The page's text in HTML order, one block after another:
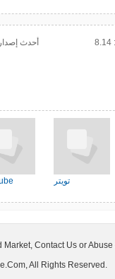
أحدث
تويتر
Contact Us or Abuse
All Rights Reserved.